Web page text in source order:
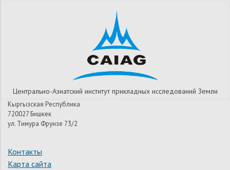
Центрально-Азиатский институт прикладных исследований Земли
Кыргызская Республика
720027 Бишкек
ул. Тимура Фрунзе 73/2
Контакты
Карта сайта